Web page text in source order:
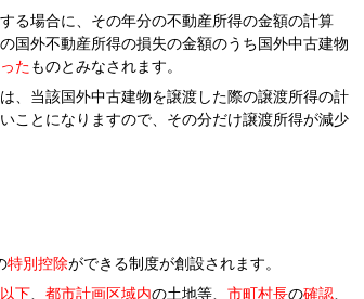
る場合に、その年分の不動産所得の金額の計算
国外不動産所得の損失の金額のうち国外中古建物
た ものとみなされます。
、当該国外中古建物を譲渡した際の譲渡所得の計
ことになりますので、その分だけ譲渡所得が減少
特別控除ができる制度が創設されます。
下、 都市計画区域内の土地等、 市町村長の確認、